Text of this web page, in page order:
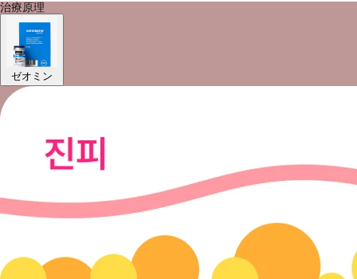
治療原理
ゼオミン